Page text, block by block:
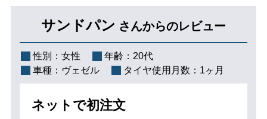
サンドパン さんからのレビュー
性別： 女性 年齢： 20代
車種： ヴェゼル タイヤ使用月数： 1ヶ月
ネットで初注文